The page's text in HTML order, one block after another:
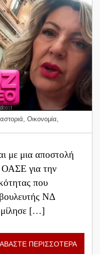
, Οικονομία,
με μια αποστολή
ΟΑΣΕ για την
που
ΝΔ
μίλησε […]
ΠΕΡΙΣΣΟΤΕΡΑ